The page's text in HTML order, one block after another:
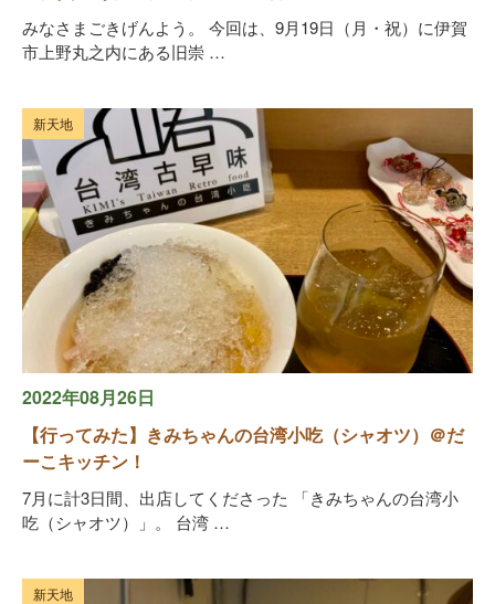
みなさまごきげんよう。 今回は、9月19日（月・祝）に伊賀
市上野丸之内にある旧崇 …
新天地
2022年08月26日
【行ってみた】きみちゃんの台湾小吃（シャオツ）＠だ
ーこキッチン！
7月に計3日間、出店してくださった 「きみちゃんの台湾小
吃（シャオツ）」。 台湾 …
新天地